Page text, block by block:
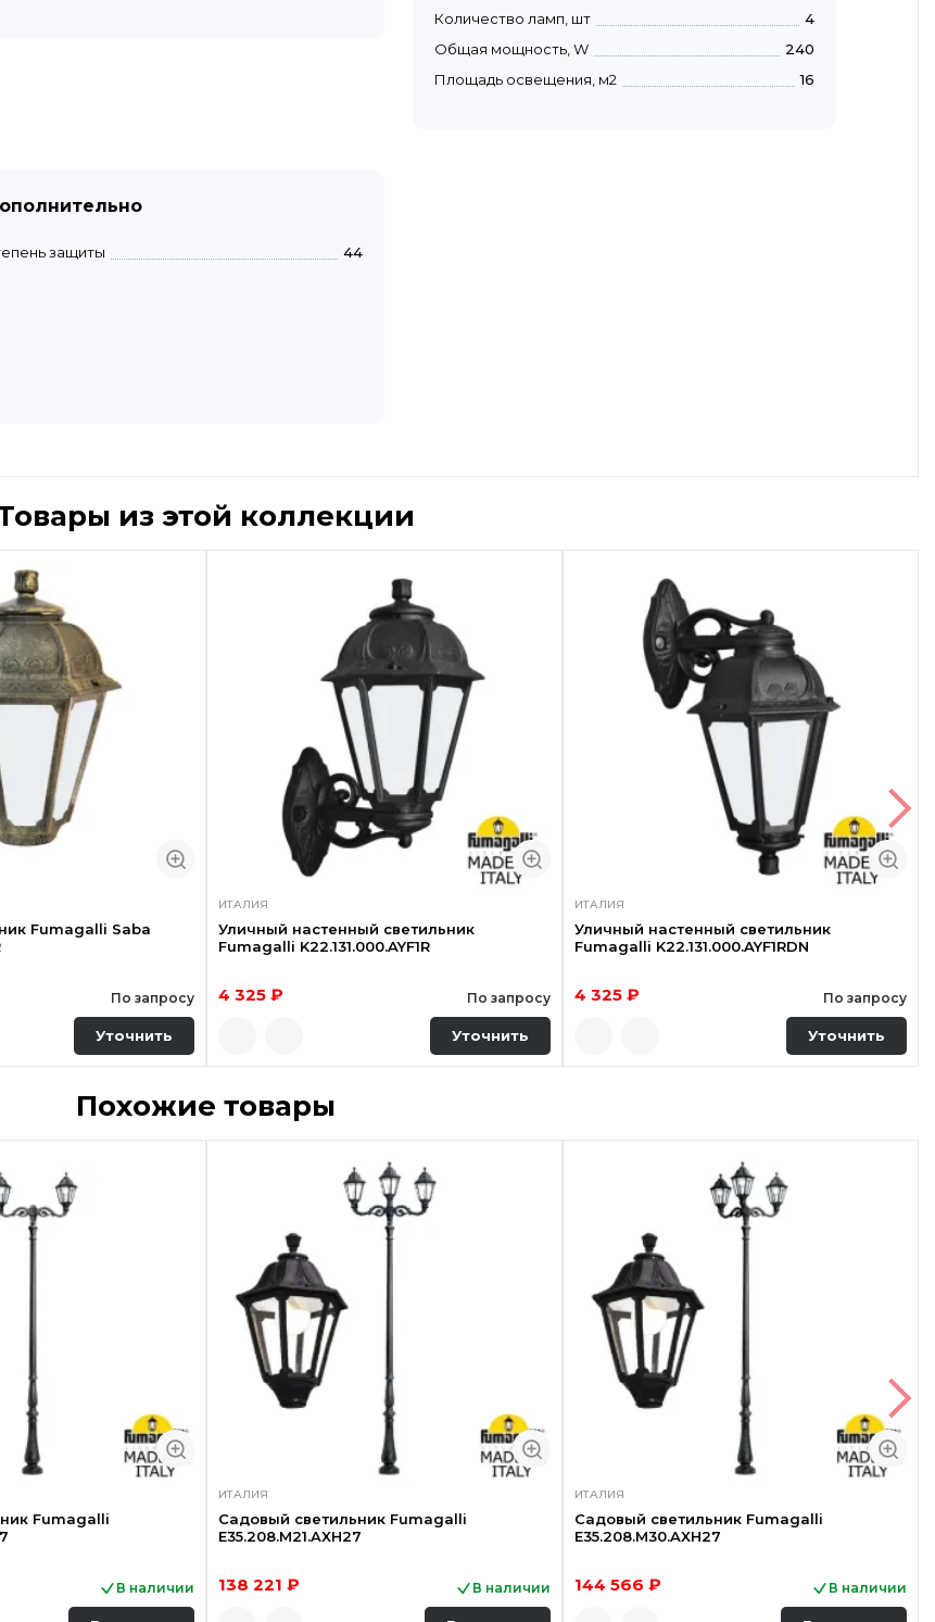
Количество ламп, шт
4
Общая мощность, W
240
Площадь освещения, м2
16
защиты 44
из этой коллекции
Fumagalli Saba
По запросу
Уточнить
ИТАЛИЯ
Уличный настенный светильник
Fumagalli K22.131.000.AYF1R
4 325 ₽ По запросу
Уточнить
ИТАЛИЯ
Уличный настенный светильник
Fumagalli K22.131.000.AYF1RDN
4 325 ₽ По запросу
Уточнить
Быстрый просмотр Быстрый просмотр
Похожие товары
Fumagalli
В наличии
ИТАЛИЯ
Садовый светильник Fumagalli
E35.208.M21.AXH27
138 221 ₽ В наличии
ИТАЛИЯ
Садовый светильник Fumagalli
E35.208.M30.AXH27
144 566 ₽ В наличии